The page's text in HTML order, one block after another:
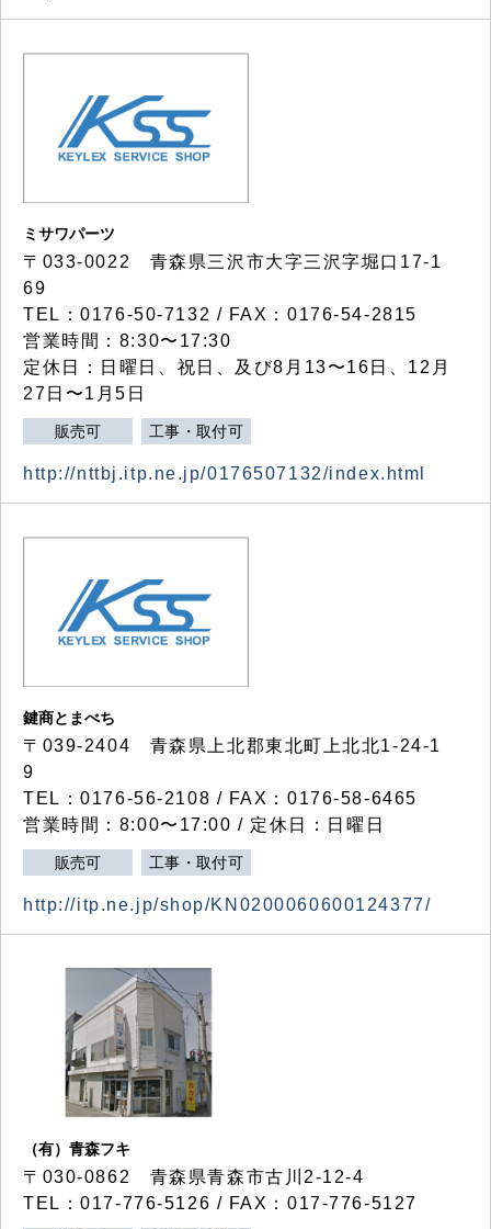
ミサワパーツ
〒033-0022 青森県三沢市大字三沢字堀口17-1
69
TEL：0176-50-7132 / FAX：0176-54-2815
営業時間：8:30〜17:30
定休日：日曜日、祝日、及び8月13〜16日、12月
27日〜1月5日
販売可 工事・取付可
http://nttbj.itp.ne.jp/0176507132/index.html
鍵商とまべち
〒039-2404 青森県上北郡東北町上北北1-24-1
9
TEL：0176-56-2108 / FAX：0176-58-6465
営業時間：8:00〜17:00 / 定休日：日曜日
販売可 工事・取付可
http://itp.ne.jp/shop/KN0200060600124377/
（有）青森フキ
〒030-0862 青森県青森市古川2-12-4
TEL：017-776-5126 / FAX：017-776-5127